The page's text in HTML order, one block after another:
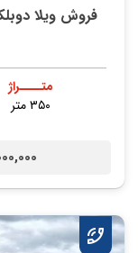
متــــراژ
۳۵۰ متر